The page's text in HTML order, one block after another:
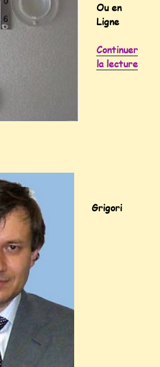
Ou en
Ligne
Continuer
la lecture
Grigori